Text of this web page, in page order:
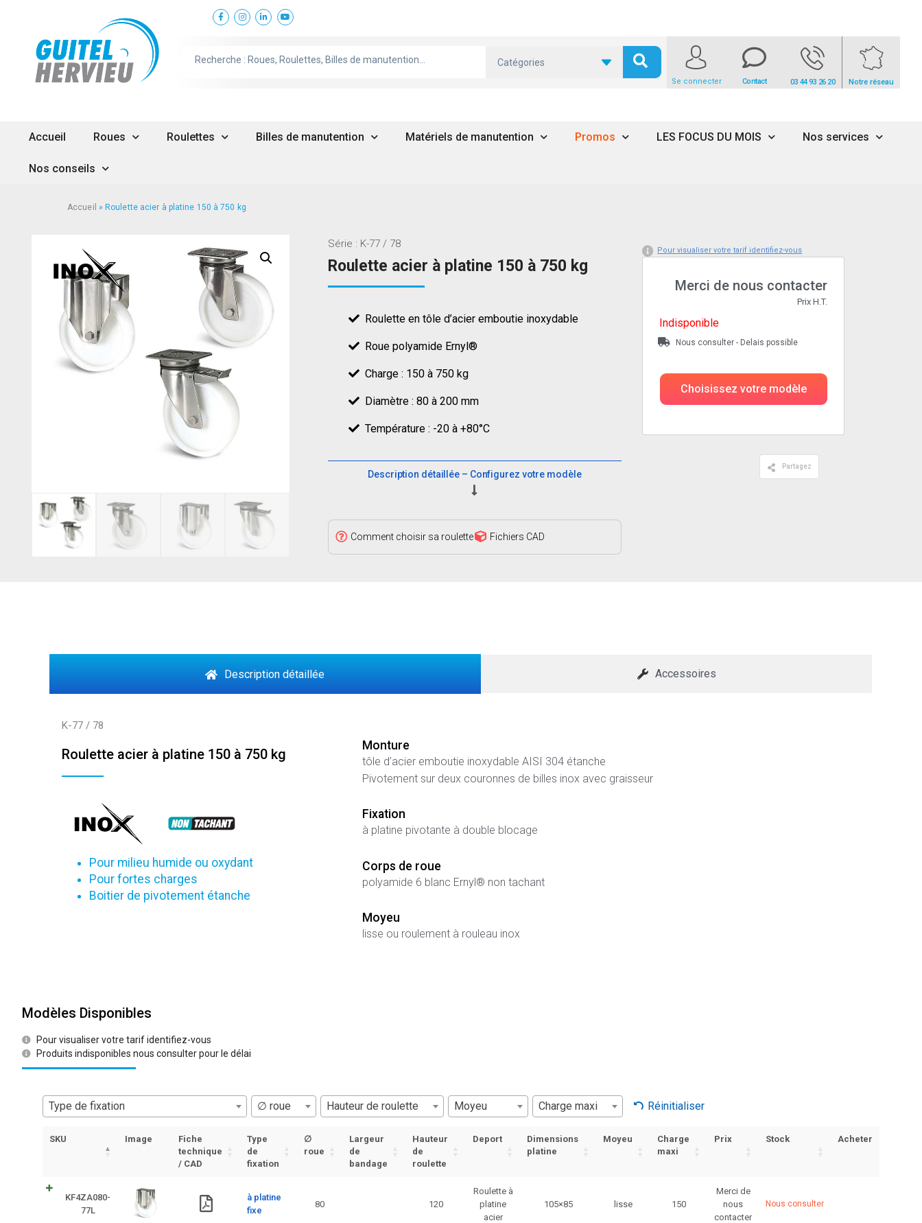
Se connecter Contact 03 44 93 26 20 Notre réseau
Catégories
Accueil Roues Roulettes Billes de manutention Matériels de manutention Promos LES FOCUS DU MOIS Nos services
Nos conseils
Accueil »Roulette acier à platine 150 à 750 kg
Série : K-77 / 78
Roulette acier à platine 150 à 750 kg
Roulette en tôle d’acier emboutie inoxydable
Roue polyamide Ernyl®
Charge : 150 à 750 kg
Diamètre : 80 à 200 mm
Température : -20 à +80°C
Description détaillée – Configurez votre modèle
Comment choisir sa roulette Fichiers CAD
Pour visualiser votre tarif identifiez-vous
Merci de nous contacter
Prix H.T.
Indisponible
Nous consulter - Delais possible
Choisissez votre modèle
Partagez
Description détaillée Accessoires
K-77 / 78
Roulette acier à platine 150 à 750 kg
Pour milieu humide ou oxydant
Pour fortes charges
Boitier de pivotement étanche
Monture
tôle d’acier emboutie inoxydable AISI 304 étanche
Pivotement sur deux couronnes de billes inox avec graisseur
Fixation
à platine pivotante à double blocage
Corps de roue
polyamide 6 blanc Ernyl® non tachant
Moyeu
lisse ou roulement à rouleau inox
Modèles Disponibles
Pour visualiser votre tarif identifiez-vous
Produits indisponibles nous consulter pour le délai
Type de fixation ∅ roue Hauteur de roulette Moyeu Charge maxi Réinitialiser
SKU Image
Fiche
technique
/ CAD
Type
de
fixation
∅
roue
Largeur
de
bandage
Hauteur
de
roulette
Deport
Dimensions
platine
Moyeu
Charge
maxi
Prix Stock Acheter
KF4ZA080-
77L
à platine
fixe
80 120
Roulette à
platine
acier
105×85 lisse 150
Merci de
nous
contacter
Nous consulter